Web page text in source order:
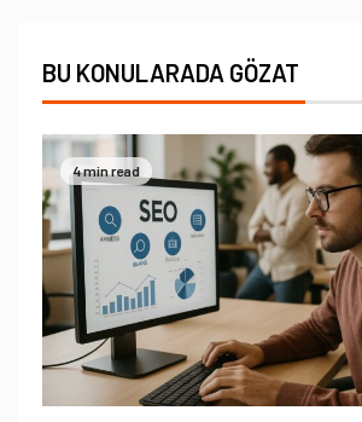
BU KONULARADA GÖZAT
4 min read